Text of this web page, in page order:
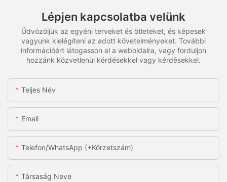
Lépjen kapcsolatba velünk
Üdvözöljük az egyéni terveket és ötleteket, és képesek
vagyunk kielégíteni az adott követelményeket. További
információért látogasson el a weboldalra, vagy forduljon
hozzánk közvetlenül kérdésekkel vagy kérdésekkel.
Teljes Név
Email
Telefon/WhatsApp (+körzetszám)
Társaság Neve